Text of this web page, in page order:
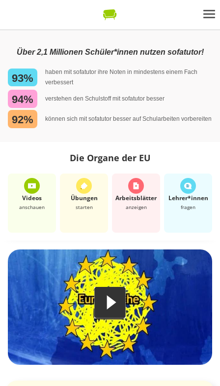
Über 2,1 Millionen Schüler*innen nutzen sofatutor!
93%
haben mit sofatutor ihre Noten in mindestens einem Fach
verbessert
94% verstehen den Schulstoff mit sofatutor besser
92% können sich mit sofatutor besser auf Schularbeiten vorbereiten
Die Organe der EU
Videos
anschauen
Übungen
starten
Arbeits­blätter
anzeigen
Lehrer*​innen
fragen